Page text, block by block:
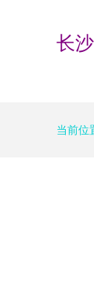
长
当前位